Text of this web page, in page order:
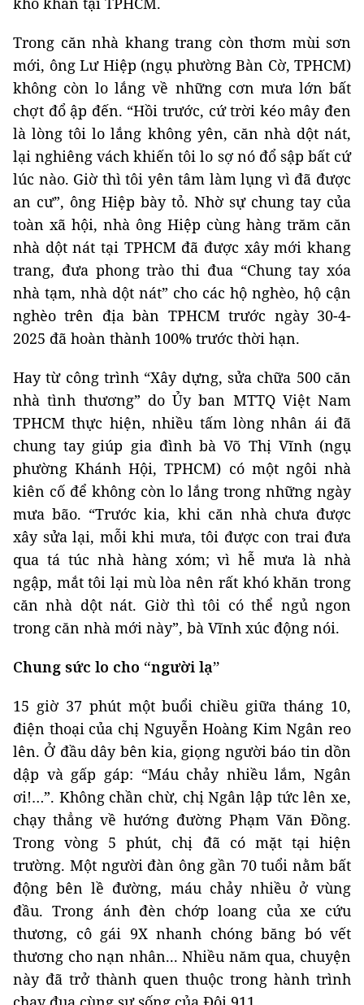
Trong căn nhà khang trang còn thơm mùi sơn
mới, ông Lư Hiệp (ngụ phường Bàn Cờ, TPHCM)
không còn lo lắng về những cơn mưa lớn bất
chợt đổ ập đến. “Hồi trước, cứ trời kéo mây đen
là lòng tôi lo lắng không yên, căn nhà dột nát,
lại nghiêng vách khiến tôi lo sợ nó đổ sập bất cứ
lúc nào. Giờ thì tôi yên tâm làm lụng vì đã được
an cư”, ông Hiệp bày tỏ. Nhờ sự chung tay của
toàn xã hội, nhà ông Hiệp cùng hàng trăm căn
nhà dột nát tại TPHCM đã được xây mới khang
trang, đưa phong trào thi đua “Chung tay xóa
nhà tạm, nhà dột nát” cho các hộ nghèo, hộ cận
nghèo trên địa bàn TPHCM trước ngày 30-4-
2025 đã hoàn thành 100% trước thời hạn.
Hay từ công trình “Xây dựng, sửa chữa 500 căn
nhà tình thương” do Ủy ban MTTQ Việt Nam
TPHCM thực hiện, nhiều tấm lòng nhân ái đã
chung tay giúp gia đình bà Võ Thị Vĩnh (ngụ
phường Khánh Hội, TPHCM) có một ngôi nhà
kiên cố để không còn lo lắng trong những ngày
mưa bão. “Trước kia, khi căn nhà chưa được
xây sửa lại, mỗi khi mưa, tôi được con trai đưa
qua tá túc nhà hàng xóm; vì hễ mưa là nhà
ngập, mắt tôi lại mù lòa nên rất khó khăn trong
căn nhà dột nát. Giờ thì tôi có thể ngủ ngon
trong căn nhà mới này”, bà Vĩnh xúc động nói.
Chung sức lo cho “người lạ”
15 giờ 37 phút một buổi chiều giữa tháng 10,
điện thoại của chị Nguyễn Hoàng Kim Ngân reo
lên. Ở đầu dây bên kia, giọng người báo tin dồn
dập và gấp gáp: “Máu chảy nhiều lắm, Ngân
ơi!…”. Không chần chừ, chị Ngân lập tức lên xe,
chạy thẳng về hướng đường Phạm Văn Đồng.
Trong vòng 5 phút, chị đã có mặt tại hiện
trường. Một người đàn ông gần 70 tuổi nằm bất
động bên lề đường, máu chảy nhiều ở vùng
đầu. Trong ánh đèn chớp loang của xe cứu
thương, cô gái 9X nhanh chóng băng bó vết
thương cho nạn nhân... Nhiều năm qua, chuyện
này đã trở thành quen thuộc trong hành trình